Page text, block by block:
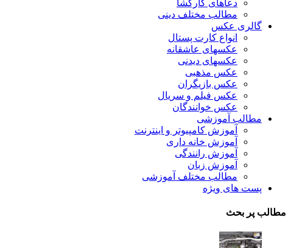
دعاهای کارگشا
مطالب مختلف دینی
گالری عکس
انواع کارت پستال
عکسهای عاشقانه
عکسهای دیدنی
عکس مذهبی
عکس بازیگران
عکس فیلم و سریال
عکس خوانندگان
مطالب آموزشی
آموزش کامپیوتر و اینترنت
آموزش خانه داری
آموزش رانندگی
آموزش زبان
مطالب مختلف آموزشی
پست های ویژه
مطالب پر بحث